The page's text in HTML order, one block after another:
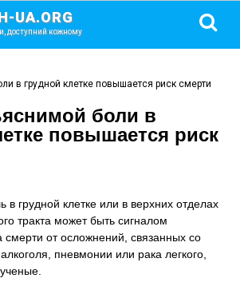
UA.ORG
доступний кожному
в грудной клетке повышается риск смерти
боли в
повышается риск
грудной клетке или в верхних отделах
тракта может быть сигналом
смерти от осложнений, связанных со
пневмонии или рака легкого,